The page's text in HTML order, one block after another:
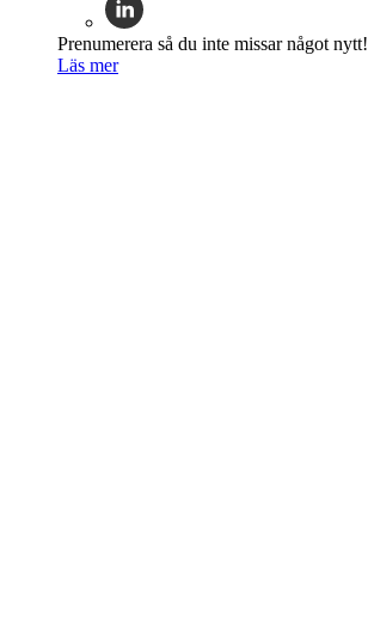
Prenumerera så du inte missar något nytt!
Läs mer